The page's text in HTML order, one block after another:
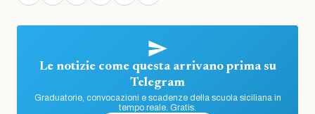
Le notizie come questa arrivano prima su
Telegram
Graduatorie, convocazioni e scadenze della scuola siciliana in
tempo reale. Gratis.